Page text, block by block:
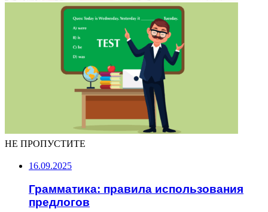
НЕ ПРОПУСТИТЕ
16.09.2025
Грамматика: правила использования
предлогов